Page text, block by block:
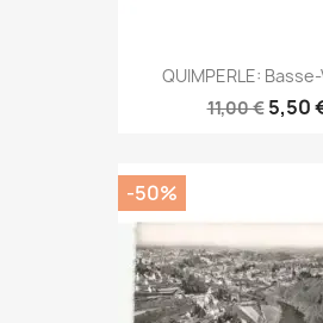
QUIMPERLE:
11,00 € 5,50
-50%